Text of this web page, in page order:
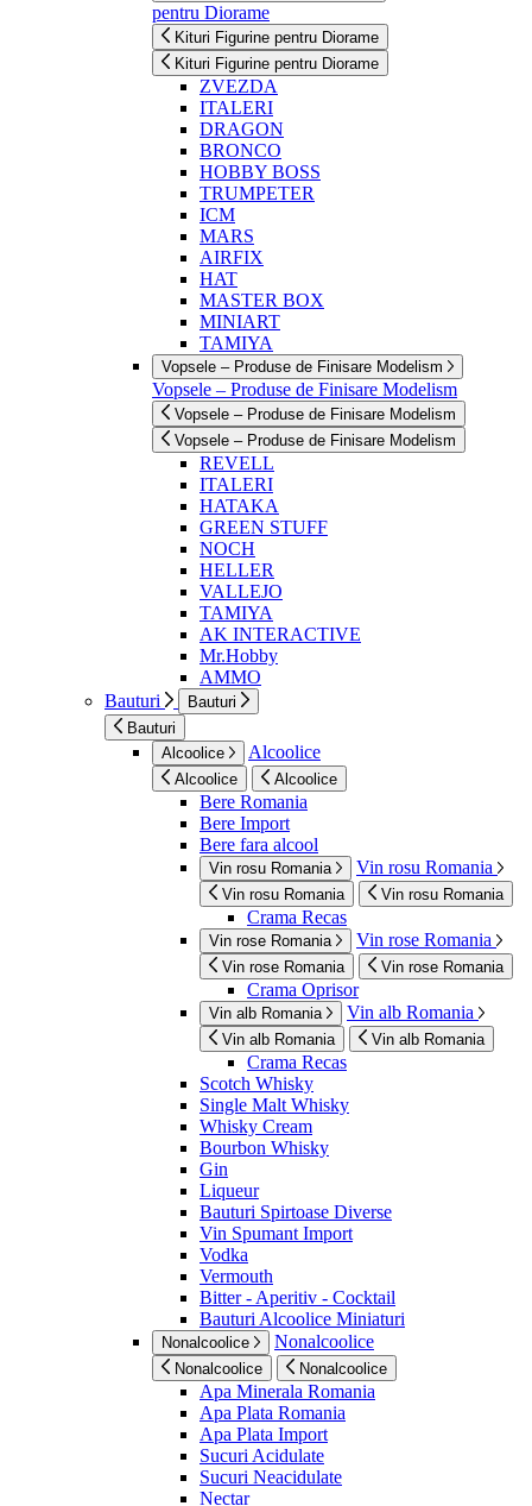
pentru Diorame
Kituri Figurine pentru Diorame
Kituri Figurine pentru Diorame
ZVEZDA
ITALERI
DRAGON
BRONCO
HOBBY BOSS
TRUMPETER
ICM
MARS
AIRFIX
HAT
MASTER BOX
MINIART
TAMIYA
Vopsele – Produse de Finisare Modelism
Vopsele – Produse de Finisare Modelism
Vopsele – Produse de Finisare Modelism
Vopsele – Produse de Finisare Modelism
REVELL
ITALERI
HATAKA
GREEN STUFF
NOCH
HELLER
VALLEJO
TAMIYA
AK INTERACTIVE
Mr.Hobby
AMMO
Bauturi
Bauturi
Bauturi
Alcoolice
Alcoolice
Alcoolice Alcoolice
Bere Romania
Bere Import
Bere fara alcool
Vin rosu Romania Vin rosu Romania
Vin rosu Romania Vin rosu Romania
Crama Recas
Vin rose Romania Vin rose Romania
Vin rose Romania Vin rose Romania
Crama Oprisor
Vin alb Romania Vin alb Romania
Vin alb Romania Vin alb Romania
Crama Recas
Scotch Whisky
Single Malt Whisky
Whisky Cream
Bourbon Whisky
Gin
Liqueur
Bauturi Spirtoase Diverse
Vin Spumant Import
Vodka
Vermouth
Bitter - Aperitiv - Cocktail
Bauturi Alcoolice Miniaturi
Nonalcoolice Nonalcoolice
Nonalcoolice Nonalcoolice
Apa Minerala Romania
Apa Plata Romania
Apa Plata Import
Sucuri Acidulate
Sucuri Neacidulate
Nectar